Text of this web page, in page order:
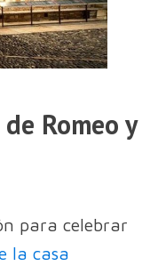
Romeo y
para celebrar
la casa